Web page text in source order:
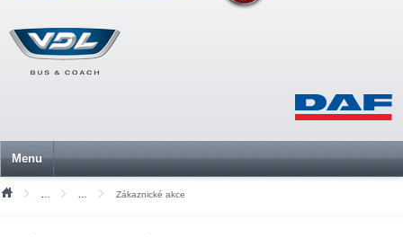
Menu
O naší společnosti
FotogalerieZákaznické akce